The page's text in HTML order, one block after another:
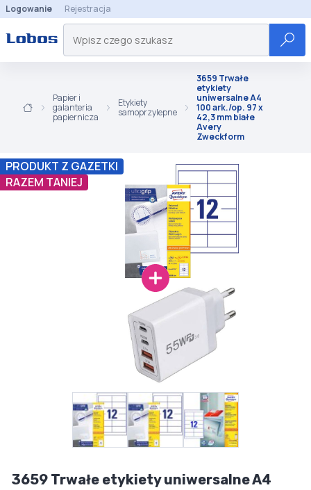
Logowanie Rejestracja
Papier i
galanteria
papiernicza
Etykiety
samoprzylepne
3659 Trwałe
etykiety
uniwersalne A4
100 ark./op. 97 x
42,3 mm białe
Avery
Zweckform
PRODUKT Z GAZETKI
RAZEM TANIEJ
3659 Trwałe etykiety uniwersalne A4